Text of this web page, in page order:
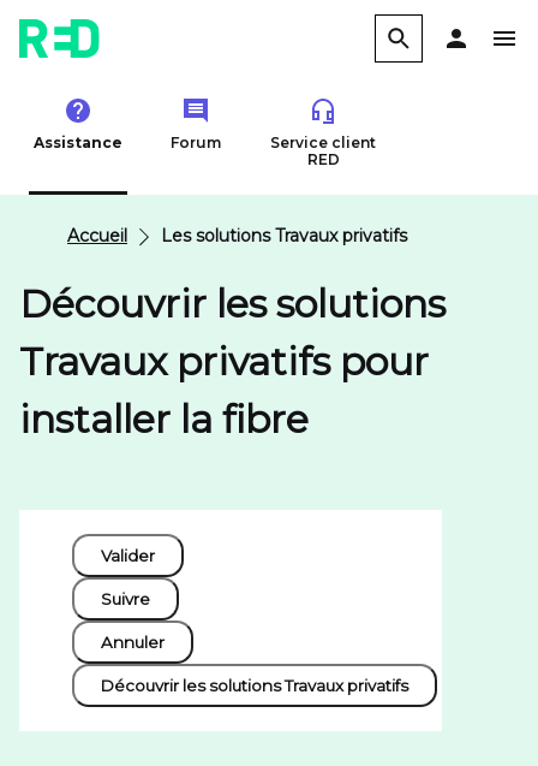
Assistance Forum
Service client
RED
Accueil Les solutions Travaux privatifs
Découvrir les solutions
Travaux privatifs pour
installer la fibre
Valider
Suivre
Annuler
Découvrir les solutions Travaux privatifs